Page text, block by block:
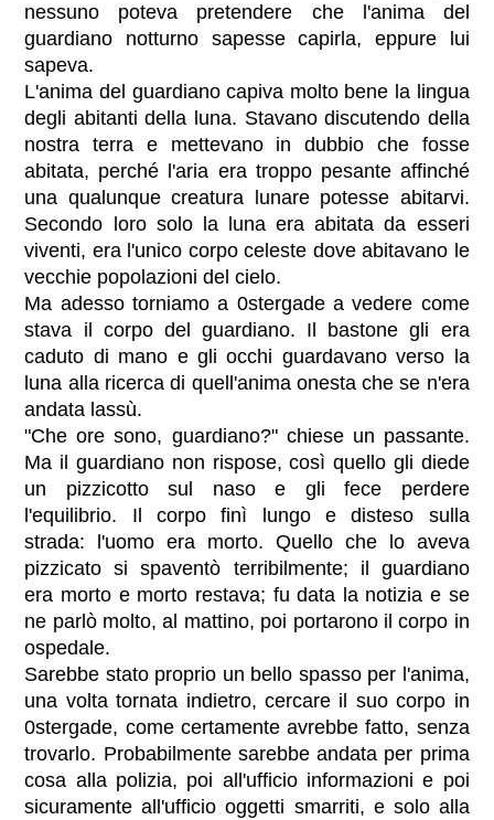
nessuno poteva pretendere che l'anima del
guardiano notturno sapesse capirla, eppure lui
sapeva.
L'anima del guardiano capiva molto bene la lingua
degli abitanti della luna. Stavano discutendo della
nostra terra e mettevano in dubbio che fosse
abitata, perché l'aria era troppo pesante affinché
una qualunque creatura lunare potesse abitarvi.
Secondo loro solo la luna era abitata da esseri
viventi, era l'unico corpo celeste dove abitavano le
vecchie popolazioni del cielo.
Ma adesso torniamo a 0stergade a vedere come
stava il corpo del guardiano. Il bastone gli era
caduto di mano e gli occhi guardavano verso la
luna alla ricerca di quell'anima onesta che se n'era
andata lassù.
"Che ore sono, guardiano?" chiese un passante.
Ma il guardiano non rispose, così quello gli diede
un pizzicotto sul naso e gli fece perdere
l'equilibrio. Il corpo finì lungo e disteso sulla
strada: l'uomo era morto. Quello che lo aveva
pizzicato si spaventò terribilmente; il guardiano
era morto e morto restava; fu data la notizia e se
ne parlò molto, al mattino, poi portarono il corpo in
ospedale.
Sarebbe stato proprio un bello spasso per l'anima,
una volta tornata indietro, cercare il suo corpo in
0stergade, come certamente avrebbe fatto, senza
trovarlo. Probabilmente sarebbe andata per prima
cosa alla polizia, poi all'ufficio informazioni e poi
sicuramente all'ufficio oggetti smarriti, e solo alla